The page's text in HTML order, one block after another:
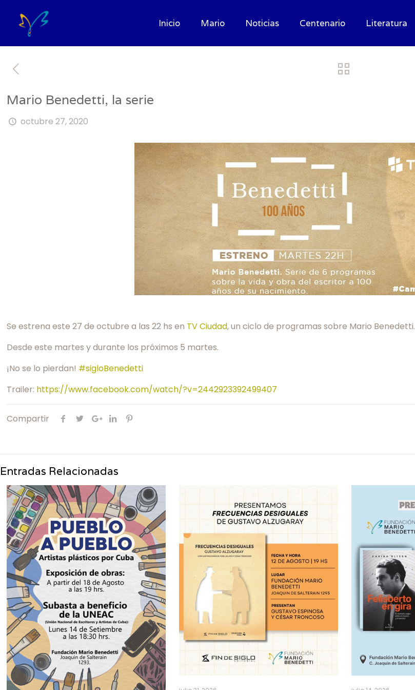
Inicio Mario Noticias Centenario Literatura
Mario Benedetti, la serie
octubre 27, 2020
Se estrena este 27 de octubre a las 22 hs en TV Ciudad, un ciclo de programas sobre Mario Benedetti.
Desde este martes y durante los próximos 5 martes.
¡No se lo pierdan! #sigloBenedetti
Trailer: https://www.facebook.com/watch/?v=2442923392499407
Compartir
Entradas Relacionadas